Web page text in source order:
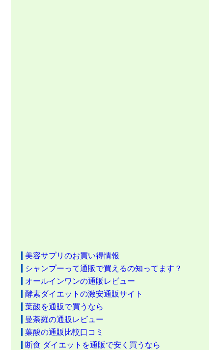
美容サプリのお買い得情報
シャンプーって通販で買えるの知ってます？
オールインワンの通販レビュー
酵素ダイエットの激安通販サイト
葉酸を通販で買うなら
曼荼羅の通販レビュー
葉酸の通販比較口コミ
断食 ダイエットを通販で安く買うなら